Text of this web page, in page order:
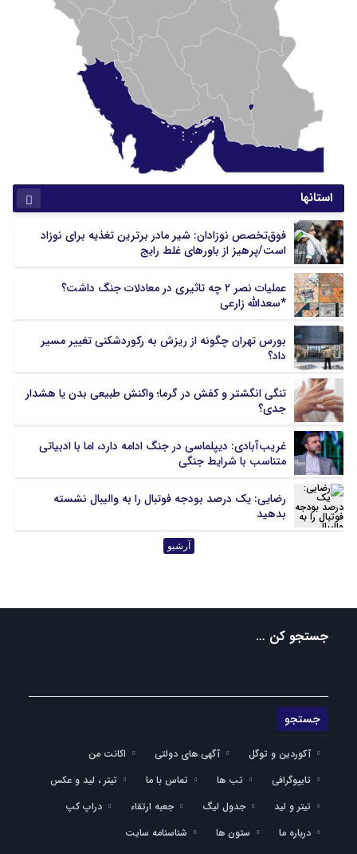
استانها
آذربایجان شرقی
اردبیل
اصفهان
البرز
بوشهر
چهارمحال بختیاری
خراسان رضوی
خوزستان
زنجان
سمنان
فارس
قزوین
قم
کهگیلویه و بویر احمد
گلستان
گیلان
مازندران
هرمزگان
یزد
فوق‌تخصص نوزادان: شیر مادر برترین تغذیه برای نوزاد
است/پرهیز از باورهای غلط رایج
عملیات نصر ۲ چه تاثیری در معادلات جنگ داشت؟
*سعدالله زارعی
بورس تهران چگونه از ریزش به رکوردشکنی تغییر مسیر
داد؟
تنگی انگشتر و کفش در گرما؛ واکنش طبیعی بدن یا هشدار
جدی؟
غریب‌آبادی: دیپلماسی در جنگ ادامه دارد، اما با ادبیاتی
متناسب با شرایط جنگی
رضایی: یک درصد بودجه فوتبال را به والیبال نشسته
بدهید
آرشیو
جستجو کن …
آکوردین و توگل آگهی های دولتی
اکانت من
تایپوگرافی
تب ها تماس با ما
تیتر ، لید و عکس
تیتر و لید
جدول لیگ جعبه ارتقاء
دراپ کپ
درباره ما
ستون ها
شناسنامه سایت